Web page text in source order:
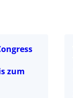
zum